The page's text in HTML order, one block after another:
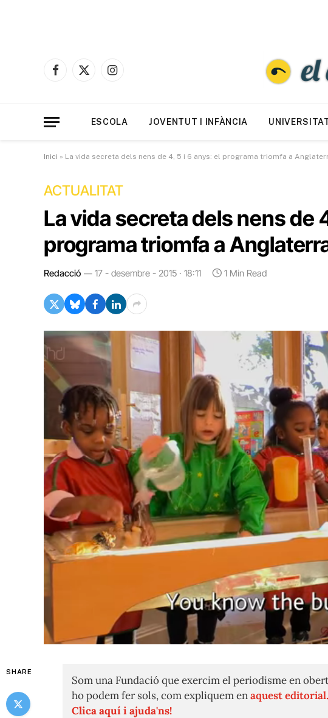
Facebook
X
Instagram
ESCOLA JOVENTUT I INFÀNCIA
Inici » La vida secreta dels nens de 4, 5 i 6 anys: el programa triomfa a
ACTUALITAT
La vida secreta dels nens de
programa triomfa a
Redacció 17 - desembre - 2015 · 18:11 1 Min Read
SHARE
Som una Fundació que exercim el periodisme en
ho podem fer sols, com expliquem enaquest editorial.
Clica aquí i ajuda'ns!